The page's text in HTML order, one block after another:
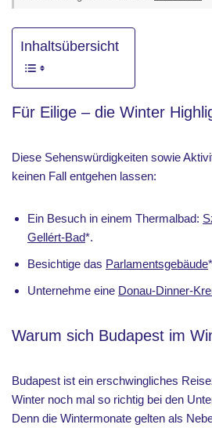
Inhaltsübersicht
Für Eilige – die Winter
Diese Sehenswürdigkeiten sowie
keinen Fall entgehen lassen:
Ein Besuch in einem Thermalbad:
Gellért-Bad*.
Besichtige das Parlamentsgebäude
Unternehme eine Donau-Dinner-
Warum sich Budapest im
Budapest ist ein erschwingliches
Winter noch mal so richtig bei den
Denn die Wintermonate gelten als